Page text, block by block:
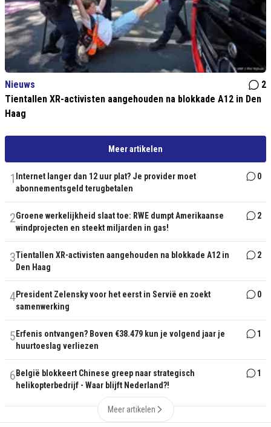
Nieuws
2
Tientallen XR-activisten aangehouden na blokkade A12 in Den
Haag
Meer artikelen
1 Internet langer dan 12 uur plat? Je provider moet
abonnementsgeld terugbetalen
0
2Groene werkelijkheid slaat toe: RWE dumpt Amerikaanse
windprojecten en steekt miljarden in gas!
2
3Tientallen XR-activisten aangehouden na blokkade A12 in
Den Haag
2
4President Zelensky voor het eerst in Servië en zoekt
samenwerking
0
5 Erfenis ontvangen? Boven €38.479 kun je volgend jaar je
huurtoeslag verliezen
1
6 België blokkeert Chinese greep naar strategisch
helikopterbedrijf - Waar blijft Nederland?!
1
Meer artikelen